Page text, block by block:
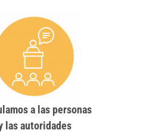
a las personas
las autoridades